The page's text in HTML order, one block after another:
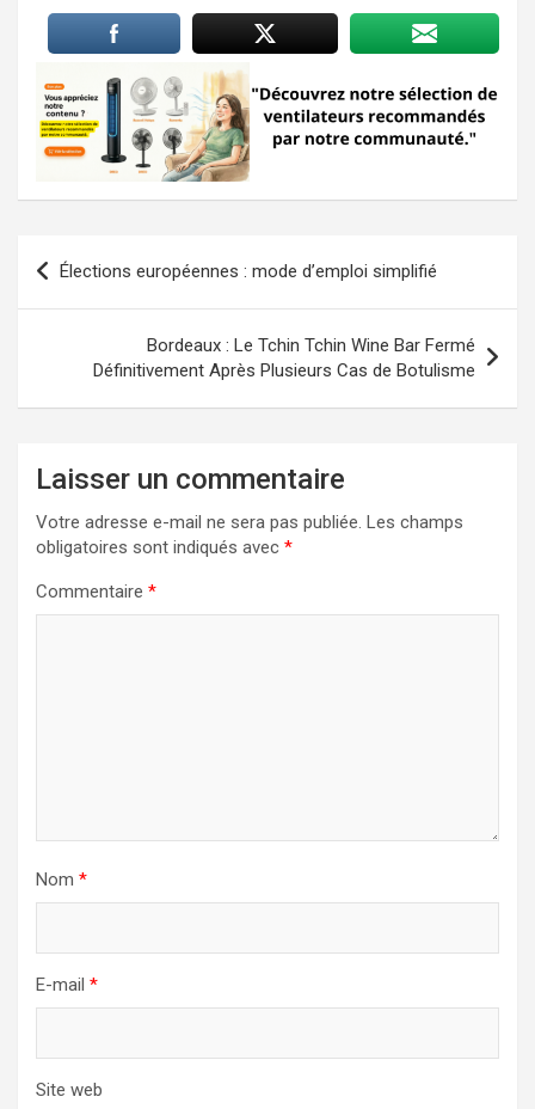
Navigation
de
Élections européennes : mode d’emploi simplifié
Bordeaux : Le Tchin Tchin Wine Bar Fermé
Définitivement Après Plusieurs Cas de Botulisme
Laisser un commentaire
Votre adresse e-mail ne sera pas publiée. Les champs
obligatoires sont indiqués avec *
Commentaire *
Nom *
E-mail *
Site web